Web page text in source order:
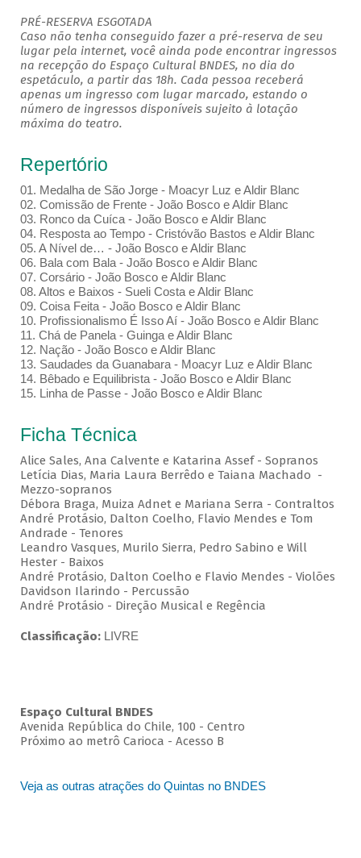
PRÉ-RESERVA ESGOTADA
Caso não tenha conseguido fazer a pré-reserva de seu
lugar pela internet, você ainda pode encontrar ingressos
na recepção do Espaço Cultural BNDES, no dia do
espetáculo, a partir das 18h. Cada pessoa receberá
apenas um ingresso com lugar marcado, estando o
número de ingressos disponíveis sujeito à lotação
máxima do teatro.
Repertório
01. Medalha de São Jorge - Moacyr Luz e Aldir Blanc
02. Comissão de Frente - João Bosco e Aldir Blanc
03. Ronco da Cuíca - João Bosco e Aldir Blanc
04. Resposta ao Tempo - Cristóvão Bastos e Aldir Blanc
05. A Nível de… - João Bosco e Aldir Blanc
06. Bala com Bala - João Bosco e Aldir Blanc
07. Corsário - João Bosco e Aldir Blanc
08. Altos e Baixos - Sueli Costa e Aldir Blanc
09. Coisa Feita - João Bosco e Aldir Blanc
10. Profissionalismo É Isso Aí - João Bosco e Aldir Blanc
11. Chá de Panela - Guinga e Aldir Blanc
12. Nação - João Bosco e Aldir Blanc
13. Saudades da Guanabara - Moacyr Luz e Aldir Blanc
14. Bêbado e Equilibrista - João Bosco e Aldir Blanc
15. Linha de Passe - João Bosco e Aldir Blanc
Ficha Técnica
Alice Sales, Ana Calvente e Katarina Assef - Sopranos
Letícia Dias, Maria Laura Berrêdo e Taiana Machado -
Mezzo-sopranos
Débora Braga, Muiza Adnet e Mariana Serra - Contraltos
André Protásio, Dalton Coelho, Flavio Mendes e Tom
Andrade - Tenores
Leandro Vasques, Murilo Sierra, Pedro Sabino e Will
Hester - Baixos
André Protásio, Dalton Coelho e Flavio Mendes - Violões
Davidson Ilarindo - Percussão
André Protásio - Direção Musical e Regência
Classificação: LIVRE
Espaço Cultural BNDES
Avenida República do Chile, 100 - Centro
Próximo ao metrô Carioca - Acesso B
Veja as outras atrações do Quintas no BNDES